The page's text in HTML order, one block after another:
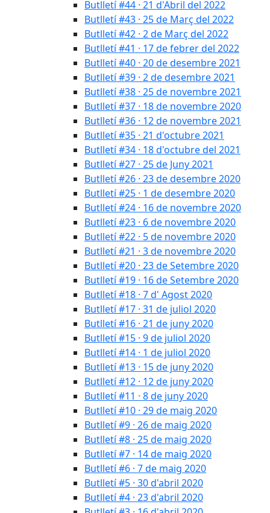
Butlletí #44 · 21 d'Abril del 2022
Butlletí #43 · 25 de Març del 2022
Butlletí #42 · 2 de Març del 2022
Butlletí #41 · 17 de febrer del 2022
Butlletí #40 · 20 de desembre 2021
Butlletí #39 · 2 de desembre 2021
Butlletí #38 · 25 de novembre 2021
Butlletí #37 · 18 de novembre 2020
Butlletí #36 · 12 de novembre 2021
Butlletí #35 · 21 d'octubre 2021
Butlletí #34 · 18 d'octubre del 2021
Butlletí #27 · 25 de Juny 2021
Butlletí #26 · 23 de desembre 2020
Butlletí #25 · 1 de desembre 2020
Butlletí #24 · 16 de novembre 2020
Butlletí #23 · 6 de novembre 2020
Butlletí #22 · 5 de novembre 2020
Butlletí #21 · 3 de novembre 2020
Butlletí #20 · 23 de Setembre 2020
Butlletí #19 · 16 de Setembre 2020
Butlletí #18 · 7 d' Agost 2020
Butlletí #17 · 31 de juliol 2020
Butlletí #16 · 21 de juny 2020
Butlletí #15 · 9 de juliol 2020
Butlletí #14 · 1 de juliol 2020
Butlletí #13 · 15 de juny 2020
Butlletí #12 · 12 de juny 2020
Butlletí #11 · 8 de juny 2020
Butlletí #10 · 29 de maig 2020
Butlletí #9 · 26 de maig 2020
Butlletí #8 · 25 de maig 2020
Butlletí #7 · 14 de maig 2020
Butlletí #6 · 7 de maig 2020
Butlletí #5 · 30 d'abril 2020
Butlletí #4 · 23 d'abril 2020